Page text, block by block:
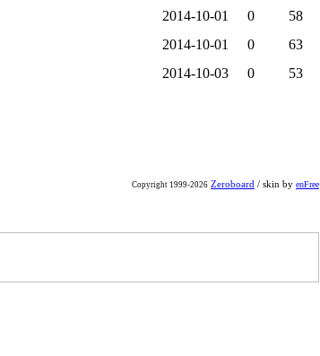
2014-10-01 0
58
2014-10-01 0
63
2014-10-03 0 53
Copyright 1999-2026 Zeroboard / skin by enFree